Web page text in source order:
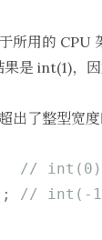
所用的 CPU
是 int(1)，
出了整型宽
// int(0)
// int(-